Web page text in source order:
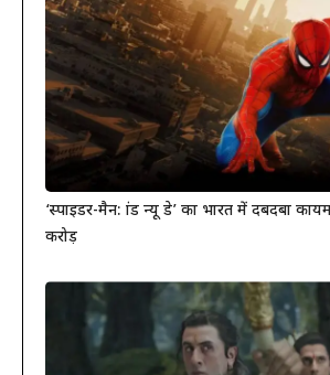
‘स्पाइडर-मैन: ब्रांड न्यू डे’ का भारत में दबदबा
करोड़